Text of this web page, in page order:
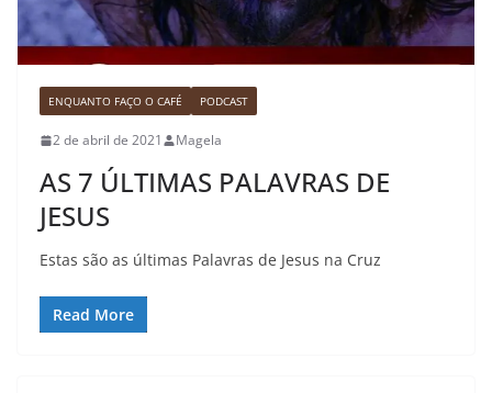
ENQUANTO FAÇO O CAFÉ PODCAST
2 de abril de 2021 Magela
AS 7 ÚLTIMAS PALAVRAS DE
JESUS
Estas são as últimas Palavras de Jesus na Cruz
Read More